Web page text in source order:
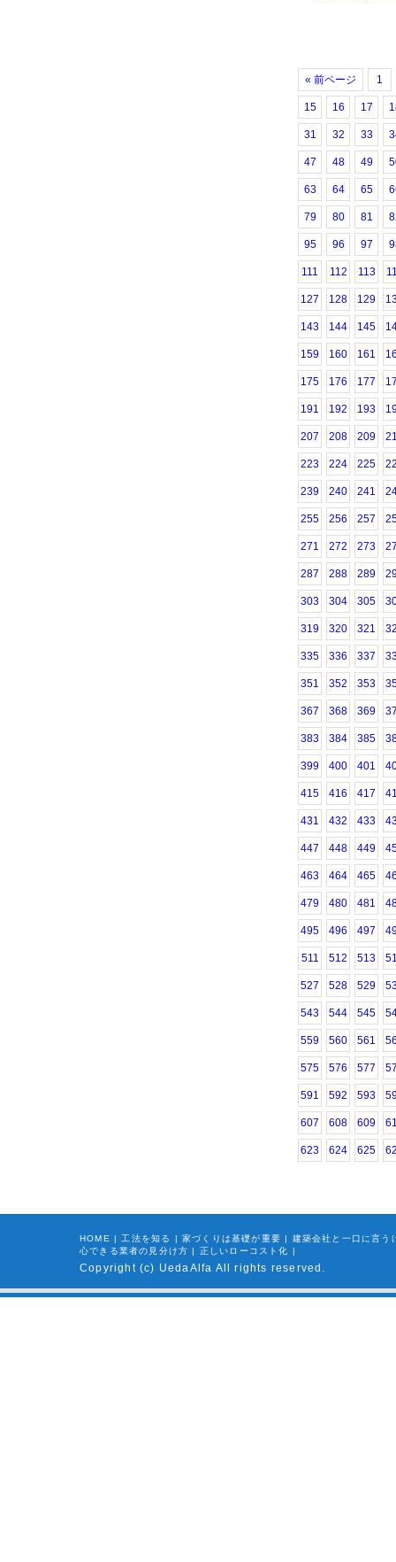
« 前ページ 1
15 16 17
31 32 33
47 48 49
63 64 65
79 80 81
95 96 97
111 112 113
127 128 129
143 144 145
159 160 161
175 176 177
191 192 193
207 208 209
223 224 225
239 240 241
255 256 257
271 272 273
287 288 289
303 304 305
319 320 321
335 336 337
351 352 353
367 368 369
383 384 385
399 400 401
415 416 417
431 432 433
447 448 449
463 464 465
479 480 481
495 496 497
511 512 513
527 528 529
543 544 545
559 560 561
575 576 577
591 592 593
607 608 609
623 624 625
HOME | 工法を知る | 家づくりは基礎が重要 |
建築会社と一口に言う
心できる業者の見分け方 | 正しいローコスト化 |
Copyright (c) UedaAlfa All rights reserved.